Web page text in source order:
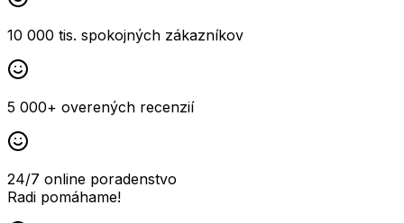
10 000 tis. spokojných zákazníkov
5 000+ overených recenzií
24/7 online poradenstvo
Radi pomáhame!